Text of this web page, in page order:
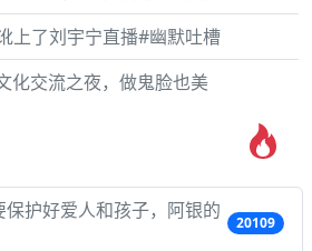
上了刘宇宁直播#幽默吐槽
化交流之夜，做鬼脸也美
护好爱人和孩子，阿银的
20109